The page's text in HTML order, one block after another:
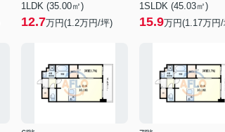
1LDK (35.00㎡)
12.7万円(1.2万円/坪)
1SLDK (45.03㎡)
15.9万円(1.17万円